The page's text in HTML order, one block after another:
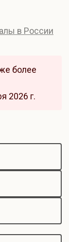
в России
более
2026 г.